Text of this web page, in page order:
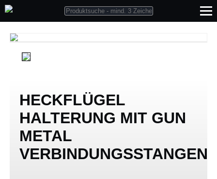
HECKFLÜGEL
HALTERUNG MIT GUN
METAL
VERBINDUNGSSTANGEN